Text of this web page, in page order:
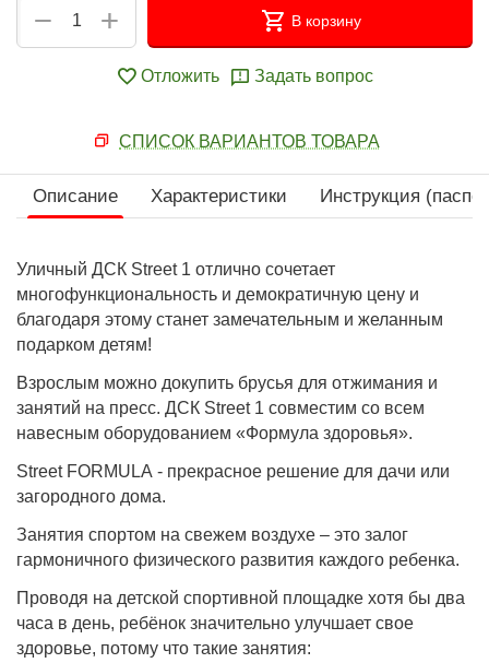
+
− В корзину
Отложить Задать вопрос
СПИСОК ВАРИАНТОВ ТОВАРА
Описание Характеристики Инструкция
Уличный ДСК Street 1 отлично сочетает
многофункциональность и демократичную цену и
благодаря этому станет замечательным и желанным
подарком детям!
Взрослым можно докупить брусья для отжимания и
занятий на пресс. ДСК Street 1 совместим со всем
навесным оборудованием «Формула здоровья».
Street FORMULA - прекрасное решение для дачи или
загородного дома.
Занятия спортом на свежем воздухе – это залог
гармоничного физического развития каждого ребенка.
Проводя на детской спортивной площадке хотя бы два
часа в день, ребёнок значительно улучшает свое
здоровье, потому что такие занятия: